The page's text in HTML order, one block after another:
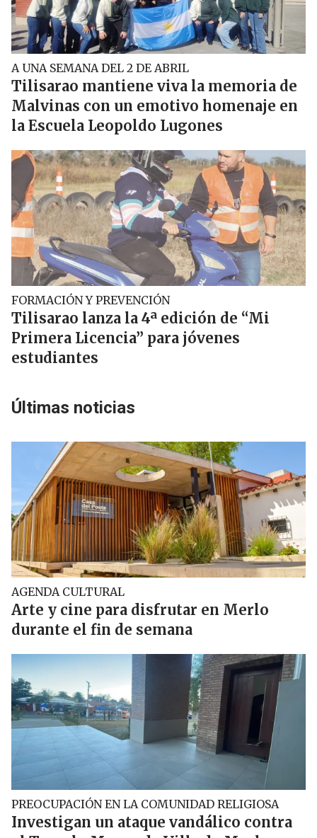
A UNA SEMANA DEL 2 DE ABRIL
Tilisarao mantiene viva la memoria de
Malvinas con un emotivo homenaje en
la Escuela Leopoldo Lugones
FORMACIÓN Y PREVENCIÓN
Tilisarao lanza la 4ª edición de “Mi
Primera Licencia” para jóvenes
estudiantes
Últimas noticias
AGENDA CULTURAL
Arte y cine para disfrutar en Merlo
durante el fin de semana
PREOCUPACIÓN EN LA COMUNIDAD RELIGIOSA
Investigan un ataque vandálico contra